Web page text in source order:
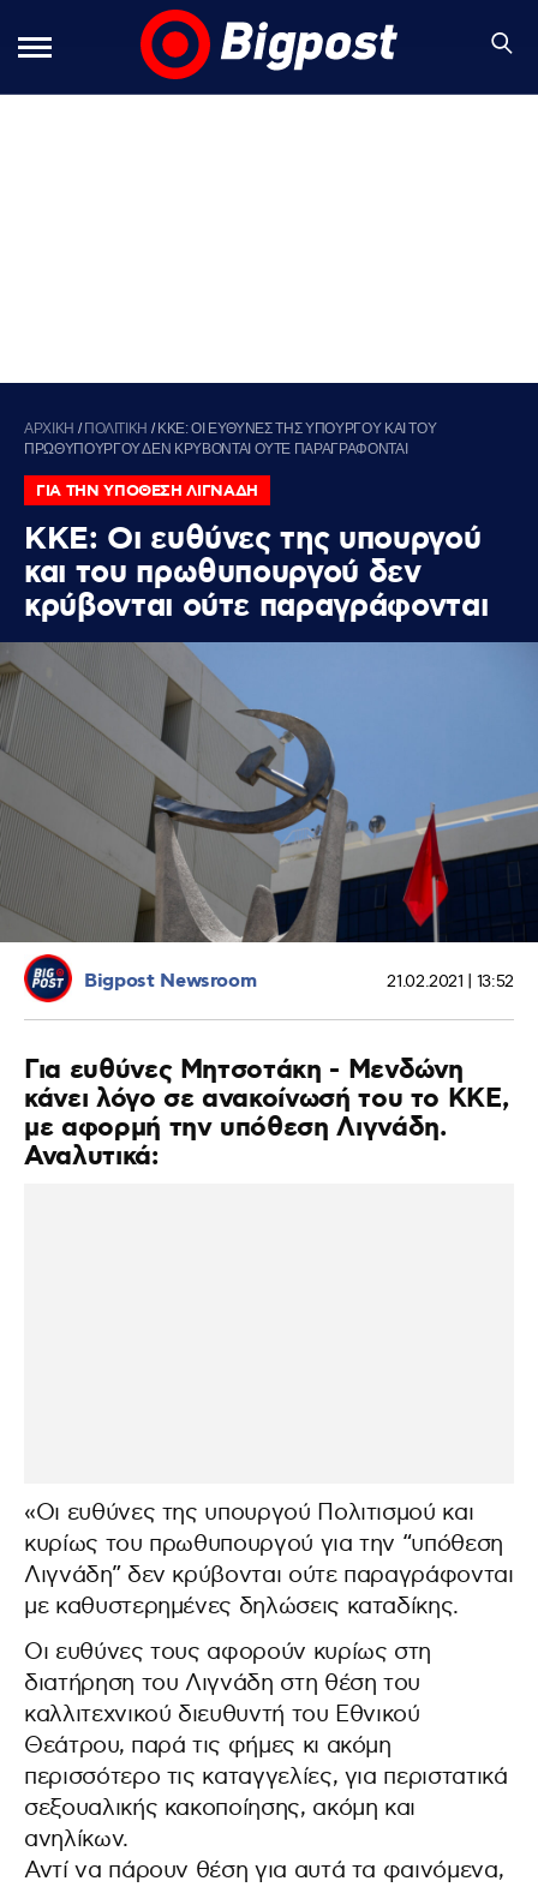
ΑΡΧΙΚΗ / ΠΟΛΙΤΙΚΗ / ΚΚΕ: ΟΙ ΕΥΘΥΝΕΣ ΤΗΣ ΥΠΟΥΡΓΟΥ ΚΑΙ ΤΟΥ
ΠΡΩΘΥΠΟΥΡΓΟΥ ΔΕΝ ΚΡΥΒΟΝΤΑΙ ΟΥΤΕ ΠΑΡΑΓΡΑΦΟΝΤΑΙ
ΓΙΑ ΤΗΝ ΥΠΟΘΕΣΗ ΛΙΓΝΑΔΗ
ΚΚΕ: Οι ευθύνες της υπουργού
και του πρωθυπουργού δεν
κρύβονται ούτε παραγράφονται
Bigpost Newsroom 21.02.2021 | 13:52
Για ευθύνες Μητσοτάκη - Μενδώνη
κάνει λόγο σε ανακοίνωσή του το ΚΚΕ,
με αφορμή την υπόθεση Λιγνάδη.
Αναλυτικά:
«Οι ευθύνες της υπουργού Πολιτισμού και
κυρίως του πρωθυπουργού για την “υπόθεση
Λιγνάδη” δεν κρύβονται ούτε παραγράφονται
με καθυστερημένες δηλώσεις καταδίκης.
Οι ευθύνες τους αφορούν κυρίως στη
διατήρηση του Λιγνάδη στη θέση του
καλλιτεχνικού διευθυντή του Εθνικού
Θεάτρου, παρά τις φήμες κι ακόμη
περισσότερο τις καταγγελίες, για περιστατικά
σεξουαλικής κακοποίησης, ακόμη και
ανηλίκων.
Αντί να πάρουν θέση για αυτά τα φαινόμενα,